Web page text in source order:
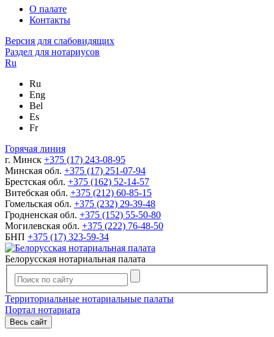
О палате
Контакты
Версия для слабовидящих
Раздел для нотариусов
Ru
Ru
Eng
Bel
Es
Fr
Горячая линия
г. Минск +375 (17) 243-08-95
Минская обл. +375 (17) 251-07-94
Брестская обл. +375 (162) 52-14-57
Витебская обл. +375 (212) 60-85-15
Гомельская обл. +375 (232) 29-39-48
Гродненская обл. +375 (152) 55-50-80
Могилевская обл. +375 (222) 76-48-50
БНП +375 (17) 323-59-34
Белорусская нотариальная палата
Территориальные нотариальные палаты
Портал нотариата
Весь сайт